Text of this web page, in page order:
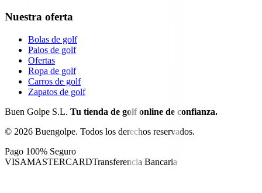
Nuestra oferta
Bolas de golf
Palos de golf
Ofertas
Ropa de golf
Carros de golf
Zapatos de golf
Buen Golpe S.L. Tu tienda de golf online de confianza.
© 2026 Buengolpe. Todos los derechos reservados.
Pago 100% Seguro
VISAMASTERCARDTransferencia Bancaria